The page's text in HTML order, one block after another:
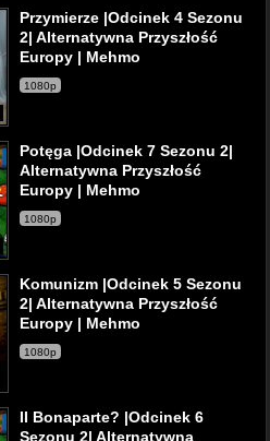
Przymierze |Odcinek 4 Sezonu
2| Alternatywna Przyszłość
Europy | Mehmo
1080p
Potęga |Odcinek 7 Sezonu 2|
Alternatywna Przyszłość
Europy | Mehmo
1080p
Komunizm |Odcinek 5 Sezonu
2| Alternatywna Przyszłość
Europy | Mehmo
1080p
II Bonaparte? |Odcinek 6
Sezonu 2| Alternatywna